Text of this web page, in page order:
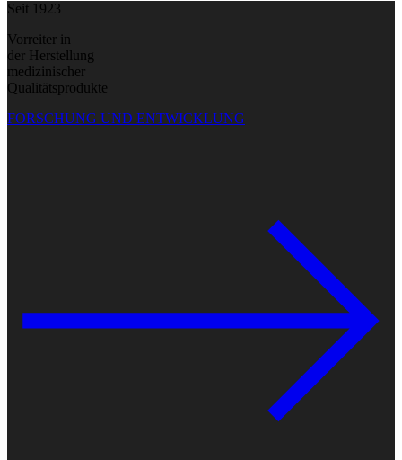
Seit 1923
Vorreiter in
der Herstellung
medizinischer
Qualitätsprodukte
FORSCHUNG UND ENTWICKLUNG